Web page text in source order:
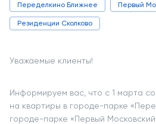
Переделкино Ближнее Первый
Резиденции Сколково
Уважаемые клиенты!
Информируем вас, что с 1 марта
на квартиры в городе-парке
городе-парке «Первый